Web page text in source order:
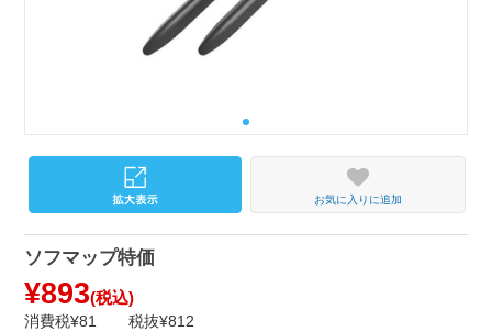
お気に入りに追加
ソフマップ特価
¥893(税込)
消費税¥81 税抜¥812